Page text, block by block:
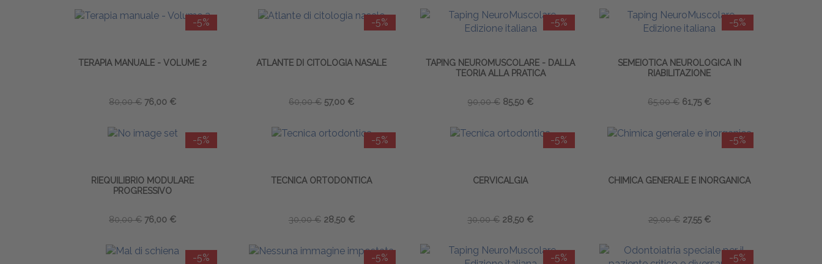
-5%
TERAPIA MANUALE - VOLUME 2
80,00 € 76,00 €
-5%
ATLANTE DI CITOLOGIA NASALE
60,00 € 57,00 €
-5%
TAPING NEUROMUSCOLARE - DALLA
TEORIA ALLA PRATICA
90,00 € 85,50 €
-5%
SEMEIOTICA NEUROLOGICA IN
RIABILITAZIONE
65,00 € 61,75 €
-5%
RIEQUILIBRIO MODULARE
PROGRESSIVO
80,00 € 76,00 €
-5%
TECNICA ORTODONTICA
30,00 € 28,50 €
-5%
CERVICALGIA
30,00 € 28,50 €
-5%
CHIMICA GENERALE E INORGANICA
29,00 € 27,55 €
-5% -5% -5% -5%